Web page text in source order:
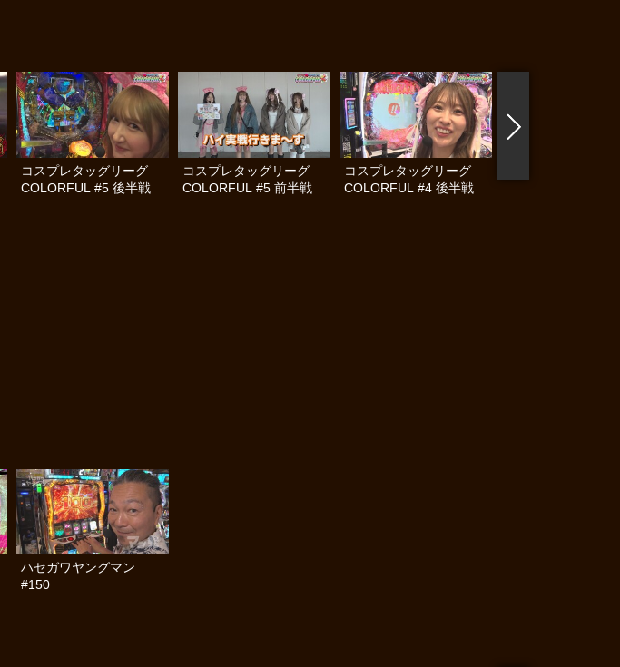
コスプレタッグリーグ
COLORFUL #5 後半戦
コスプレタッグリーグ
COLORFUL #5 前半戦
コスプレタッグリーグ
COLORFUL #4 後半戦
ハセガワヤングマン
#150